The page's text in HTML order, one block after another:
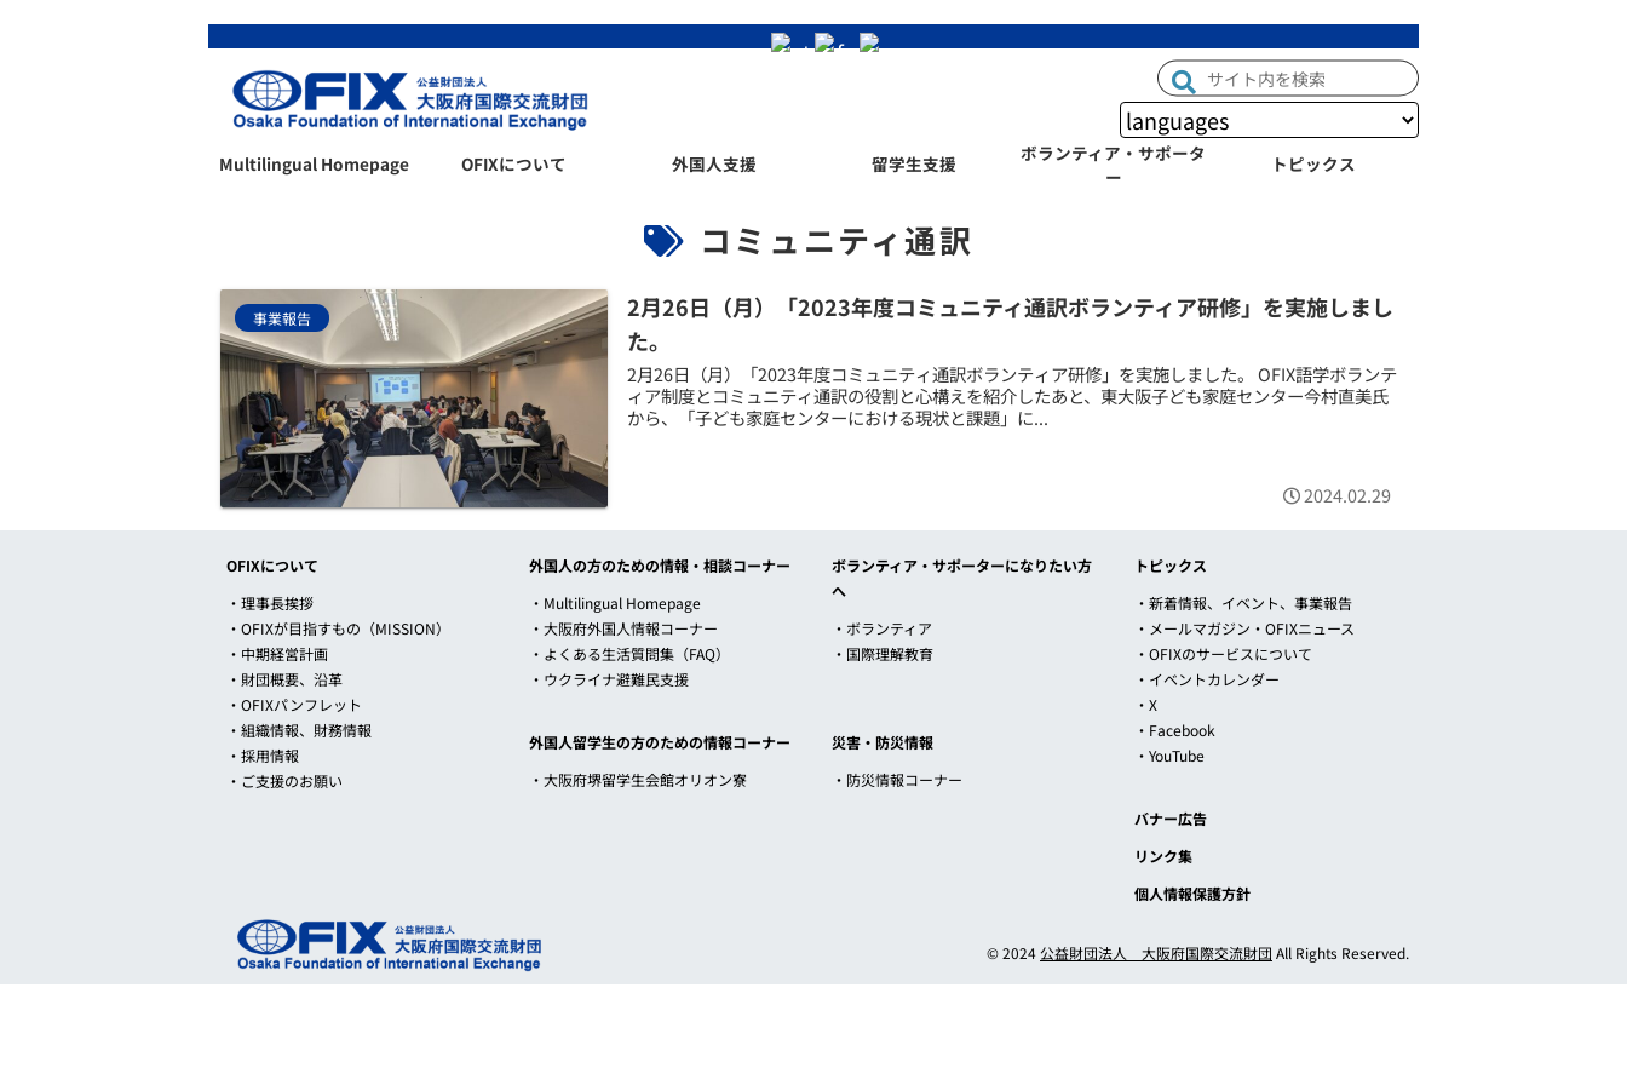
Multilingual Homepage OFIXについて 外国人支援 留学生支援
ボランティア・サポータ
ー
トピックス
コミュニティ通訳
事業報告
2月26日（月）「2023年度コミュニティ通訳ボランティア研修」を実施しまし
た。
2月26日（月）「2023年度コミュニティ通訳ボランティア研修」を実施しました。 OFIX語学ボランテ
ィア制度とコミュニティ通訳の役割と心構えを紹介したあと、東大阪子ども家庭センター今村直美氏
から、「子ども家庭センターにおける現状と課題」に...
2024.02.29
OFIXについて
・理事長挨拶
・OFIXが目指すもの（MISSION）
・中期経営計画
・財団概要、沿革
・OFIXパンフレット
・組織情報、財務情報
・採用情報
・ご支援のお願い
外国人の方のための情報・相談コーナー
・Multilingual Homepage
・大阪府外国人情報コーナー
・よくある生活質問集（FAQ）
・ウクライナ避難民支援
外国人留学生の方のための情報コーナー
・大阪府堺留学生会館オリオン寮
ボランティア・サポーターになりたい方
へ
・ボランティア
・国際理解教育
災害・防災情報
・防災情報コーナー
トピックス
・新着情報、イベント、事業報告
・メールマガジン・OFIXニュース
・OFIXのサービスについて
・イベントカレンダー
・X
・Facebook
・YouTube
バナー広告
リンク集
個人情報保護方針
© 2024公益財団法人 大阪府国際交流財団 All Rights Reserved.